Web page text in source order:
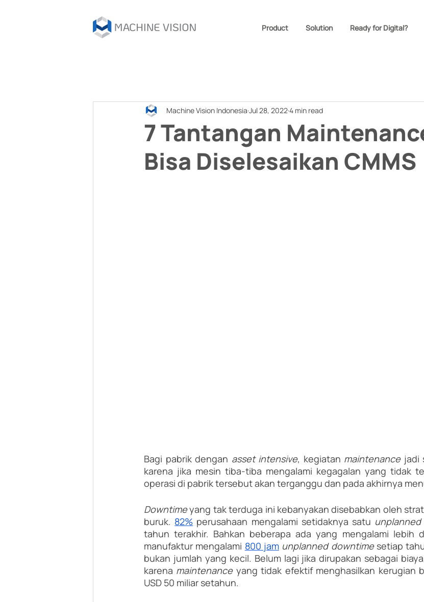
Product Solution Ready for Digital?
7 Tantangan
Bisa Diselesaikan CMMS
Machine Vision Indonesia Jul 28, 20224 min read
Bagi pabrik dengan asset intensive, kegiatan maintenance jadi
karena jika mesin tiba-tiba mengalami kegagalan yang tidak
operasi di pabrik tersebut akan terganggu dan pada akhirnya
Downtime yang tak terduga ini kebanyakan disebabkan oleh
buruk. 82% perusahaan mengalami setidaknya satu
tahun terakhir. Bahkan beberapa ada yang mengalami lebih
manufaktur mengalami 800 jam unplanned downtime setiap
bukan jumlah yang kecil. Belum lagi jika dirupakan sebagai
karena maintenance yang tidak efektif menghasilkan kerugian
USD 50 miliar setahun.